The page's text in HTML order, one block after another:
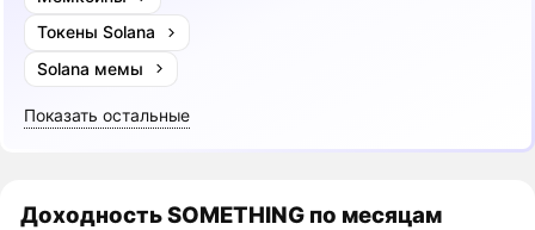
Токены Solana
Solana мемы
Показать остальные
ДоходностьSOMETHING по месяцам